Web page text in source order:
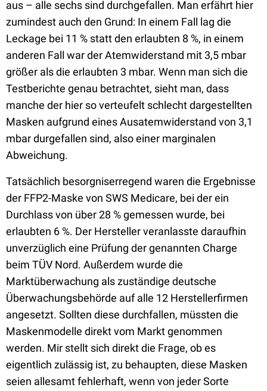
aus – alle sechs sind durchgefallen. Man erfährt hier
zumindest auch den Grund: In einem Fall lag die
Leckage bei 11 % statt den erlaubten 8 %, in einem
anderen Fall war der Atemwiderstand mit 3,5 mbar
größer als die erlaubten 3 mbar. Wenn man sich die
Testberichte genau betrachtet, sieht man, dass
manche der hier so verteufelt schlecht dargestellten
Masken aufgrund eines Ausatemwiderstand von 3,1
mbar durgefallen sind, also einer marginalen
Abweichung.
Tatsächlich besorgniserregend waren die Ergebnisse
der FFP2-Maske von SWS Medicare, bei der ein
Durchlass von über 28 % gemessen wurde, bei
erlaubten 6 %. Der Hersteller veranlasste daraufhin
unverzüglich eine Prüfung der genannten Charge
beim TÜV Nord. Außerdem wurde die
Marktüberwachung als zuständige deutsche
Überwachungsbehörde auf alle 12 Herstellerfirmen
angesetzt. Sollten diese durchfallen, müssten die
Maskenmodelle direkt vom Markt genommen
werden. Mir stellt sich direkt die Frage, ob es
eigentlich zulässig ist, zu behaupten, diese Masken
seien allesamt fehlerhaft, wenn von jeder Sorte